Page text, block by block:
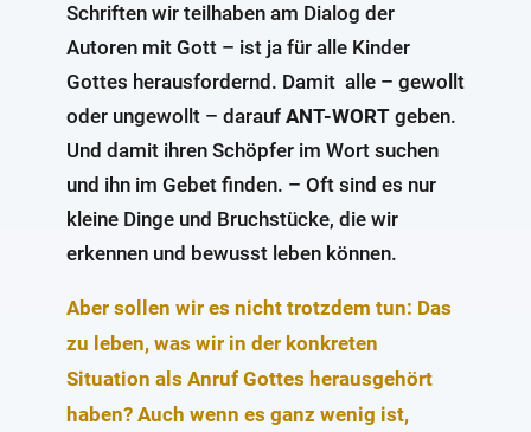
Schriften wir teilhaben am Dialog der
Autoren mit Gott – ist ja für alle Kinder
Gottes herausfordernd. Damit alle – gewollt
oder ungewollt – darauf ANT-WORT geben.
Und damit ihren Schöpfer im Wort suchen
und ihn im Gebet finden. – Oft sind es nur
kleine Dinge und Bruchstücke, die wir
erkennen und bewusst leben können.
Aber sollen wir es nicht trotzdem tun: Das
zu leben, was wir in der konkreten
Situation als Anruf Gottes herausgehört
haben? Auch wenn es ganz wenig ist,